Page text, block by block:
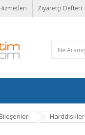
Ziyaretçi Defteri
Harddiskler